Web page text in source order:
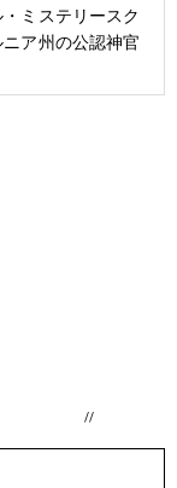
・ミステリースク
ア州の公認神官
//